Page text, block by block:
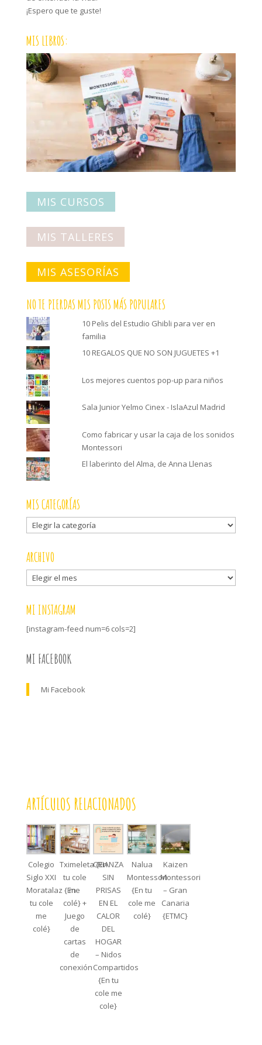
¡Espero que te guste!
MIS LIBROS:
MIS CURSOS
MIS TALLERES
MIS ASESORÍAS
NO TE PIERDAS MIS POSTS MÁS POPULARES
10 Pelis del Estudio Ghibli para ver en
familia
10 REGALOS QUE NO SON JUGUETES +1
Los mejores cuentos pop-up para niños
Sala Junior Yelmo Cinex - IslaAzul Madrid
Como fabricar y usar la caja de los sonidos
Montessori
El laberinto del Alma, de Anna Llenas
MIS CATEGORÍAS
Mis
categorías
ARCHIVO
Archivo
MI INSTAGRAM
[instagram-feed num=6 cols=2]
MI FACEBOOK
Mi Facebook
ARTÍCULOS RELACIONADOS
Colegio
Siglo XXI
Moratalaz {En
tu cole
me
colé}
Tximeleta {En
tu cole
me
colé} +
Juego
de
cartas
de
conexión
CRIANZA
SIN
PRISAS
EN EL
CALOR
DEL
HOGAR
– Nidos
Compartidos
{En tu
cole me
cole}
Nalua
Montessori
{En tu
cole me
colé}
Kaizen
Montessori
– Gran
Canaria
{ETMC}